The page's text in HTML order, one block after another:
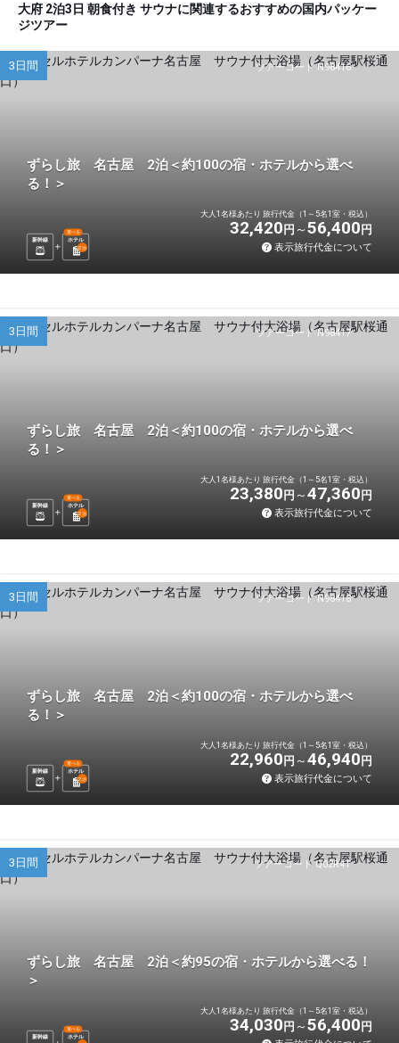
大府 2泊3日 朝食付き サウナに関連するおすすめの国内パッケー
ジツアー
ツアーコード N98416
3日間
ずらし旅 名古屋 2泊＜約100の宿・ホテルから選べ
る！＞
新幹線 ホテル
選べる
2泊
大人1名様あたり 旅行代金（1～5名1室・税込）
32,420 円 56,400 円
表示旅行代金について
ツアーコード N98417
3日間
ずらし旅 名古屋 2泊＜約100の宿・ホテルから選べ
る！＞
新幹線 ホテル
選べる
2泊
大人1名様あたり 旅行代金（1～5名1室・税込）
23,380 円 47,360 円
表示旅行代金について
ツアーコード N98418
3日間
ずらし旅 名古屋 2泊＜約100の宿・ホテルから選べ
る！＞
新幹線 ホテル
選べる
2泊
大人1名様あたり 旅行代金（1～5名1室・税込）
22,960 円 46,940 円
表示旅行代金について
ツアーコード Q02R4T
3日間
ずらし旅 名古屋 2泊＜約95の宿・ホテルから選べる！
＞
新幹線 ホテル
選べる
大人1名様あたり 旅行代金（1～5名1室・税込）
34,030 円 56,400 円